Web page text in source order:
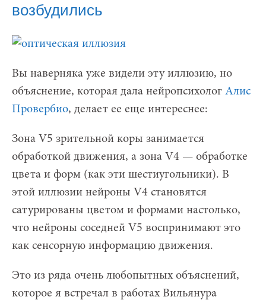
возбудились
Вы наверняка уже видели эту иллюзию, но
объяснение, которая дала нейропсихолог Алис
Провербио, делает ее еще интереснее:
Зона V5 зрительной коры занимается
обработкой движения, а зона V4 — обработке
цвета и форм (как эти шестиугольники). В
этой иллюзии нейроны V4 становятся
сатурированы цветом и формами настолько,
что нейроны соседней V5 воспринимают это
как сенсорную информацию движения.
Это из ряда очень любопытных объяснений,
которое я встречал в работах Вильянура